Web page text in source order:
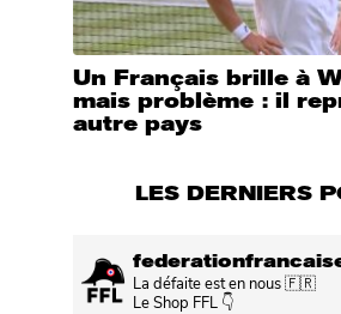
Un Français brille à
mais problème : il
autre pays
LES DERNIERS
La défaite est en nous 🇫🇷
Le Shop FFL 👇